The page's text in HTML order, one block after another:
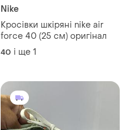
Nike
Кросівки шкіряні nike air
force 40 (25 cм) оригінал
40 і ще 1